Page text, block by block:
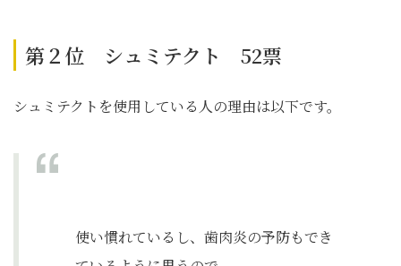
第２位 シュミテクト 52票
シュミテクトを使用している人の理由は以下です。
使い慣れているし、歯肉炎の予防もでき